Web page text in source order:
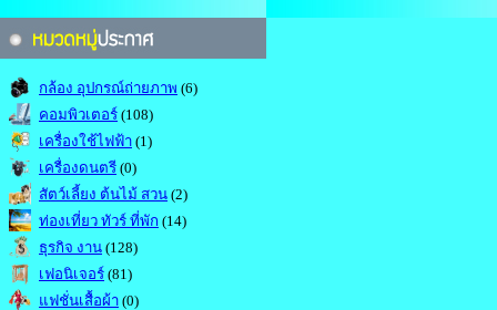
กล้อง อุปกรณ์ถ่ายภาพ (6)
คอมพิวเตอร์ (108)
เครื่องใช้ไฟฟ้า (1)
เครื่องดนตรี (0)
สัตว์เลี้ยง ต้นไม้ สวน (2)
ท่องเที่ยว ทัวร์ ที่พัก (14)
ธุรกิจ งาน (128)
เฟอนิเจอร์ (81)
แฟชั่นเสื้อผ้า (0)